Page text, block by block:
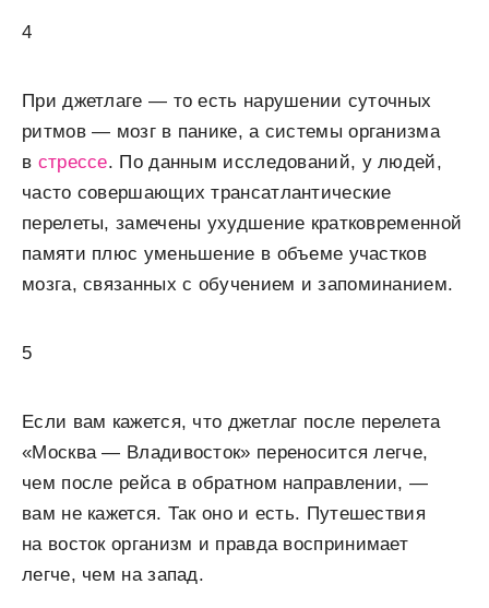
4
При джетлаге — то есть нарушении суточных
ритмов — мозг в панике, а системы организма
в стрессе. По данным исследований, у людей,
часто совершающих трансатлантические
перелеты, замечены ухудшение кратковременной
памяти плюс уменьшение в объеме участков
мозга, связанных с обучением и запоминанием.
5
Если вам кажется, что джетлаг после перелета
«Москва — Владивосток» переносится легче,
чем после рейса в обратном направлении, —
вам не кажется. Так оно и есть. Путешествия
на восток организм и правда воспринимает
легче, чем на запад.